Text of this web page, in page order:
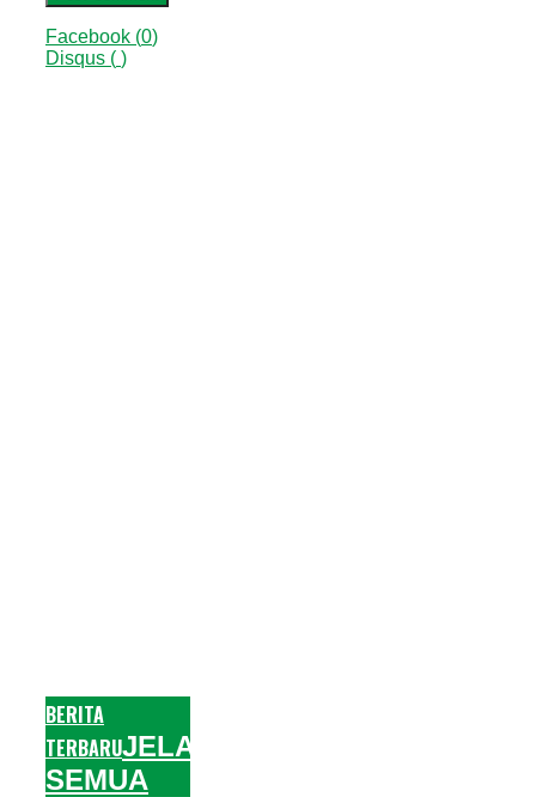
Facebook (0)
Disqus ( )
BERITA
TERBARUJELAJAHI
SEMUA